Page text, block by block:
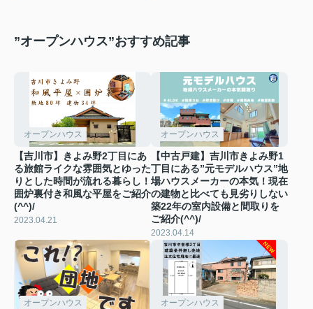
”オープンハウス”おすすめ記事
オープンハウス
【吉川市】きよみ野2丁目にあ
る旅館ライクな雰囲気とゆった
りとした時間が流れる暮らし！
囲炉裏付き和風な平屋をご紹介
(^^)/
2023.04.21
オープンハウス
【中古戸建】吉川市きよみ野1
丁目にある”元モデルハウス”地
場ハウスメーカーの本気！現在
の建物と比べても見劣りしない
築22年の室内設備と間取りを
ご紹介(^^)/
2023.04.14
オープンハウス オープンハウス